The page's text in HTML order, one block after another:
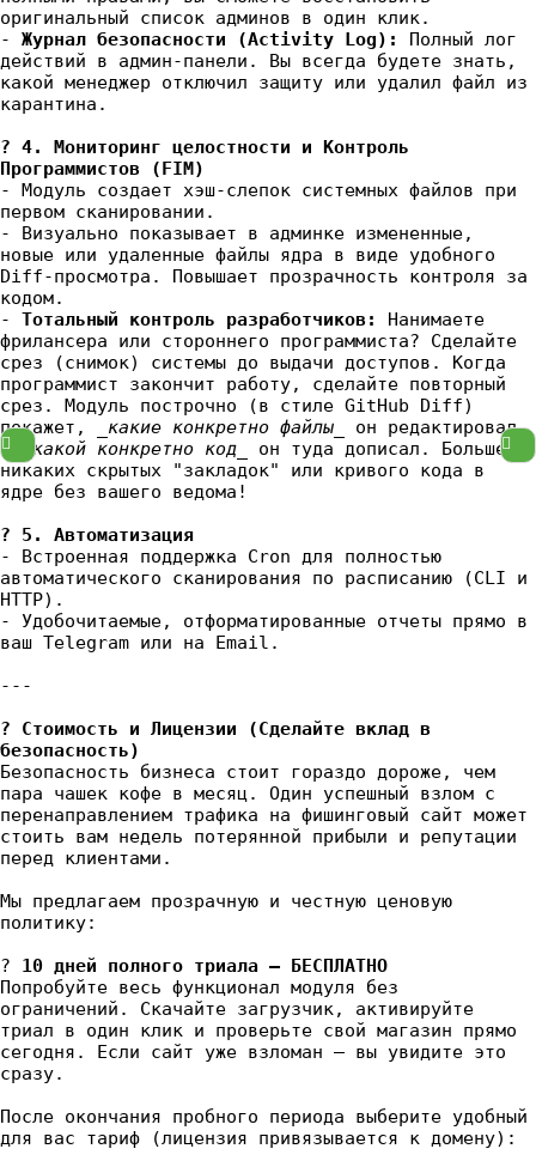
оригинальный список админов в один клик.
- Журнал безопасности (Activity Log):
Полный лог
действий в админ-панели. Вы всегда будете знать,
какой менеджер отключил защиту или удалил файл из
карантина.
?️ 4. Мониторинг целостности и Контроль
Программистов (FIM)
- Модуль создает хэш-слепок системных файлов при
первом сканировании.
- Визуально показывает в админке измененные,
новые или удаленные файлы ядра в виде удобного
Diff-просмотра. Повышает прозрачность контроля за
кодом.
- Тотальный контроль разработчиков:
Нанимаете
фрилансера или стороннего программиста? Сделайте
срез (снимок) системы до выдачи доступов. Когда
программист закончит работу, сделайте повторный
срез. Модуль построчно (в стиле GitHub Diff)
покажет,
_какие конкретно файлы_
он редактировал
и
_какой конкретно код_
он туда дописал. Больше
никаких скрытых "закладок" или кривого кода в
ядре без вашего ведома!
? 5. Автоматизация
- Встроенная поддержка Cron для полностью
автоматического сканирования по расписанию (CLI и
HTTP).
- Удобочитаемые, отформатированные отчеты прямо в
ваш Telegram или на Email.
---
? Стоимость и Лицензии (Сделайте вклад в
безопасность)
Безопасность бизнеса стоит гораздо дороже, чем
пара чашек кофе в месяц. Один успешный взлом с
перенаправлением трафика на фишинговый сайт может
стоить вам недель потерянной прибыли и репутации
перед клиентами.
Мы предлагаем прозрачную и честную ценовую
политику:
? 10 дней полного триала — БЕСПЛАТНО
Попробуйте весь функционал модуля без
ограничений. Скачайте загрузчик, активируйте
триал в один клик и проверьте свой магазин прямо
сегодня. Если сайт уже взломан — вы увидите это
сразу.
После окончания пробного периода выберите удобный
для вас тариф (лицензия привязывается к домену):